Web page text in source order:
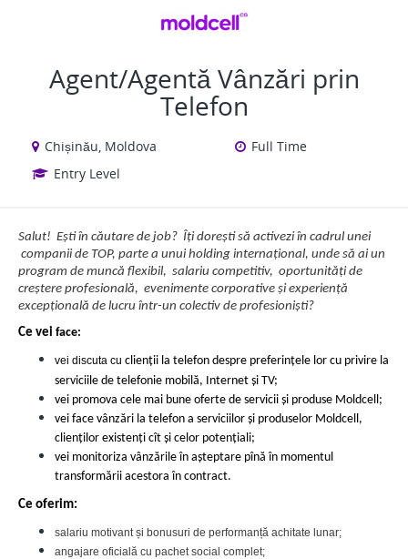
Agent/Agentă Vânzări prin
Telefon
Chișinău, Moldova
Full Time
Entry Level
Salut! Ești în căutare de job? Îți dorești să activezi în cadrul unei
companii de TOP, parte a unui holding internațional, unde să ai un
program de muncă flexibil, salariu competitiv, oportunități de
creștere profesională, evenimente corporative și experiență
excepțională de lucru într-un colectiv de profesioniști?
Ce vei face:
vei discuta cu clienții la telefon despre preferințele lor cu privire la
serviciile de telefonie mobilă, Internet și TV;
vei promova cele mai bune oferte de servicii și produse Moldcell;
vei face vânzări la telefon a serviciilor și produselor Moldcell,
clienților existenți cît și celor potențiali;
vei monitoriza vânzările în așteptare pînă în momentul
transformării acestora în contract.
Ce oferim:
salariu motivant și bonusuri de performanță achitate lunar;
angajare oficială cu pachet social complet;